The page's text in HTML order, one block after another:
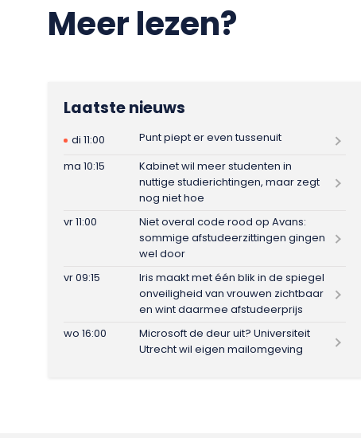
Meer lezen?
Laatste nieuws
di 11:00
Punt piept er even tussenuit
ma 10:15
Kabinet wil meer studenten in
nuttige studierichtingen, maar zegt
nog niet hoe
vr 11:00
Niet overal code rood op Avans:
sommige afstudeerzittingen gingen
wel door
vr 09:15
Iris maakt met één blik in de spiegel
onveiligheid van vrouwen zichtbaar
en wint daarmee afstudeerprijs
wo 16:00
Microsoft de deur uit? Universiteit
Utrecht wil eigen mailomgeving